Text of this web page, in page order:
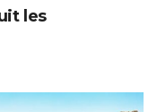
les